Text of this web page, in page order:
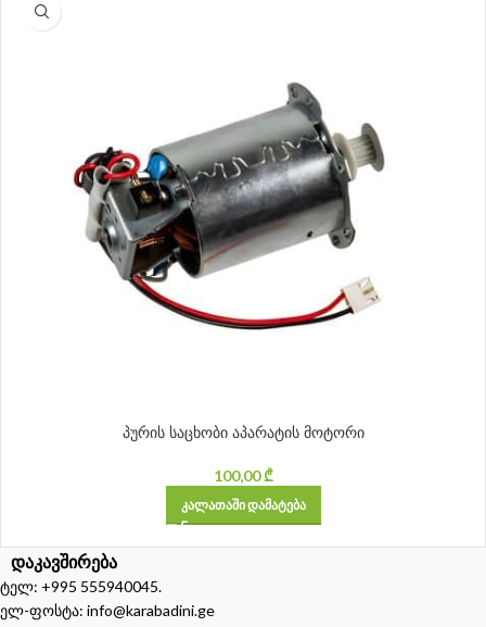
პურის საცხობი აპარატის მოტორი
100,00₾
ᲙᲐᲚᲐᲗᲐᲨᲘ ᲓᲐᲛᲐᲢᲔᲑᲐ
დაკავშირება
ტელ: +995 555940045.
ელ-ფოსტა: info@karabadini.ge